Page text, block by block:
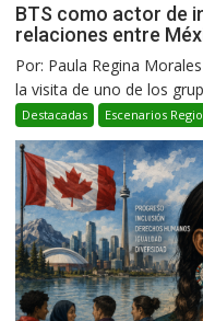
BTS como actor de
relaciones entre
Por: Paula Regina
la visita de uno de los
Destacadas Escenarios